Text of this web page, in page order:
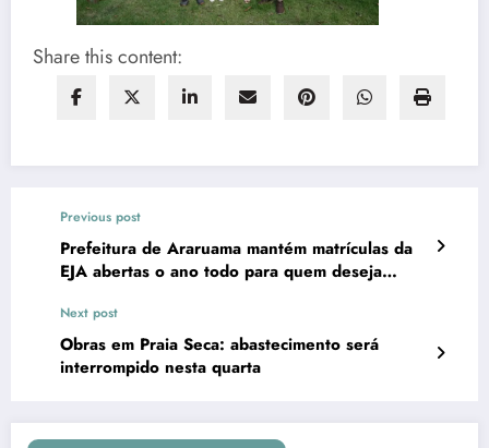
Share this content:
Previous post
Prefeitura de Araruama mantém matrículas da
EJA abertas o ano todo para quem deseja
Next post
Obras em Praia Seca: abastecimento será
interrompido nesta quarta